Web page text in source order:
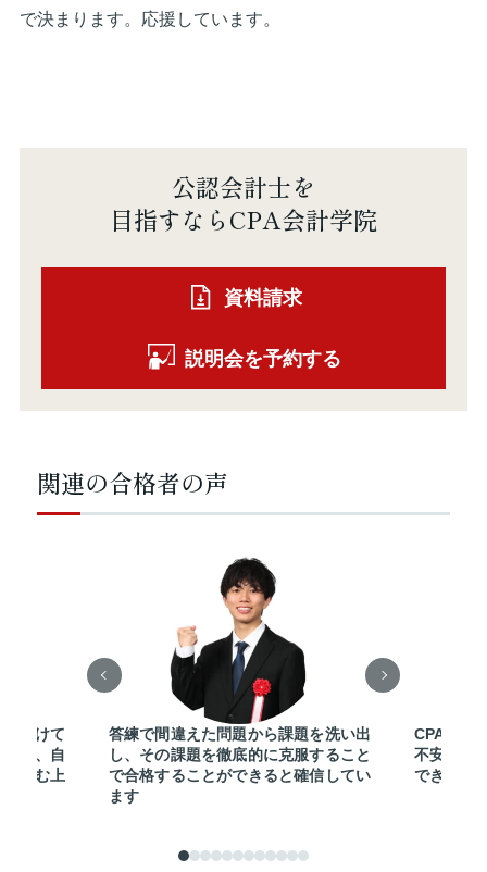
で決まります。応援しています。
公認会計士を
目指すならCPA会計学院
資料請求
説明会を予約する
関連の合格者の声
つけて
は、自
組む上
答練で間違えた問題から課題を洗い出
し、その課題を徹底的に克服すること
で合格することができると確信してい
ます
CPAを選
不安を感
できまし